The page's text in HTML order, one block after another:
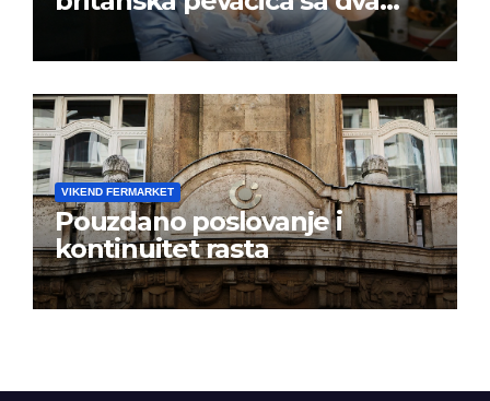
albuma na prvom mestu u
istoj kalendarskoj godini
VIKEND FERMARKET
Pouzdano poslovanje i
kontinuitet rasta